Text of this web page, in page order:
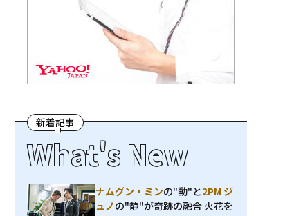
新着記事
What's New
ナムグン・ミンの"動"と2PM ジ
ュノの"静"が奇跡の融合 火花を